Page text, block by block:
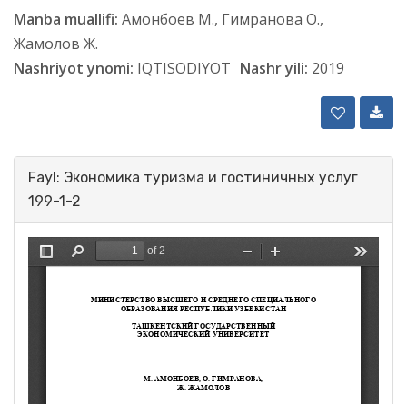
Manba muallifi: Амонбоев М., Гимранова О.,
Жамолов Ж.
Nashriyot ynomi: IQTISODIYOT Nashr yili: 2019
Fayl: Экономика туризма и гостиничных услуг
199-1-2